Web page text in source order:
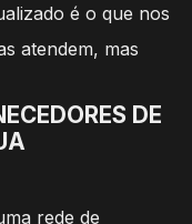
é o que nos
atendem, mas
DE
rede de